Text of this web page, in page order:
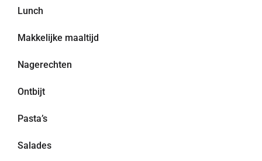
Lunch
Makkelijke maaltijd
Nagerechten
Ontbijt
Pasta’s
Salades